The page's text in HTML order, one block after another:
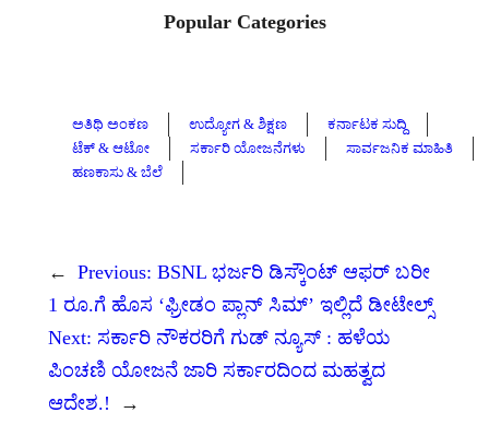
Popular Categories
ಅತಿಥಿ ಅಂಕಣ ಉದ್ಯೋಗ & ಶಿಕ್ಷಣ
ಕರ್ನಾಟಕ ಸುದ್ದಿ
ಟೆಕ್ & ಆಟೋ
ಸರ್ಕಾರಿ ಯೋಜನೆಗಳು
ಸಾರ್ವಜನಿಕ ಮಾಹಿತಿ
ಹಣಕಾಸು & ಬೆಲೆ
← Previous: BSNL ಭರ್ಜರಿ ಡಿಸ್ಕೌಂಟ್ ಆಫರ್ ಬರೀ
1 ರೂ.ಗೆ ಹೊಸ ‘ಫ್ರೀಡಂ ಪ್ಲಾನ್ ಸಿಮ್’ ಇಲ್ಲಿದೆ ಡೀಟೇಲ್ಸ್
Next: ಸರ್ಕಾರಿ ನೌಕರರಿಗೆ ಗುಡ್‌ ನ್ಯೂಸ್‌ : ಹಳೆಯ
ಪಿಂಚಣಿ ಯೋಜನೆ ಜಾರಿ ಸರ್ಕಾರದಿಂದ ಮಹತ್ವದ
ಆದೇಶ.!
→